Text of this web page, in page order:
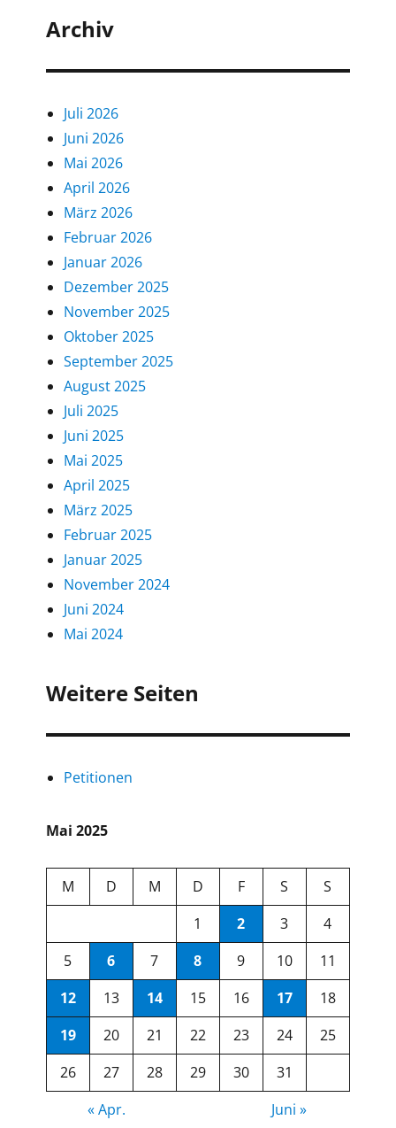
Archiv
Juli 2026
Juni 2026
Mai 2026
April 2026
März 2026
Februar 2026
Januar 2026
Dezember 2025
November 2025
Oktober 2025
September 2025
August 2025
Juli 2025
Juni 2025
Mai 2025
April 2025
März 2025
Februar 2025
Januar 2025
November 2024
Juni 2024
Mai 2024
Weitere Seiten
Petitionen
Mai 2025
M D M D F S
S
1
2 3
4
5
6 7 8 9 10
11
12
13 14 15 16 17
18
19
20 21 22 23 24
25
26
27 28 29 30
31
« Apr.
Juni »